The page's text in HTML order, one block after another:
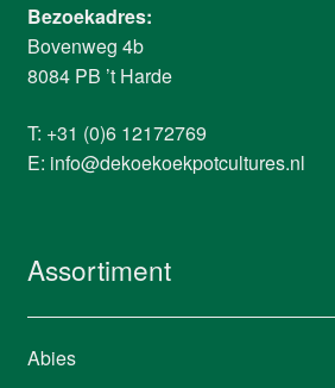
Bezoekadres:
Bovenweg 4b
8084 PB ’t Harde
T: +31 (0)6 12172769
E: info@dekoekoekpotcultures.nl
Assortiment
Abies